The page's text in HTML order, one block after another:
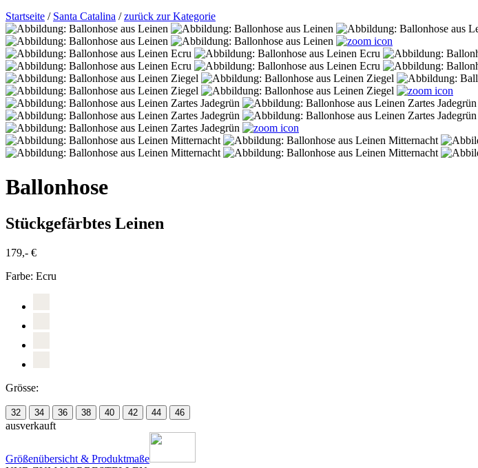
Startseite / Santa Catalina /zurück zur Kategorie
Ballonhose
Stückgefärbtes Leinen
179,- €
Farbe: Ecru
Grösse:
32 34 36 38 40 42 44 46
ausverkauft
Größenübersicht & Produktmaße